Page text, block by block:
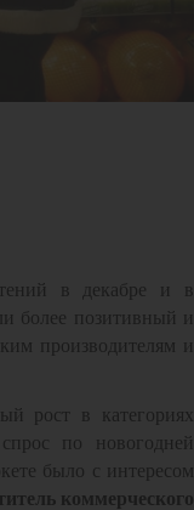
в декабре и в
более позитивный и
производителям и
рост в категориях
по новогодней
было с интересом
коммерческого